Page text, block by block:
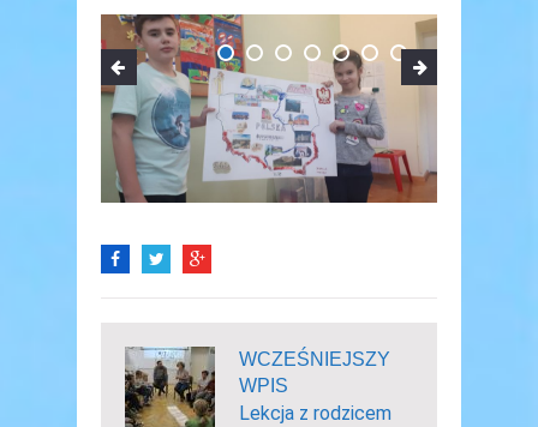
WCZEŚNIEJSZY
WPIS
Lekcja z rodzicem